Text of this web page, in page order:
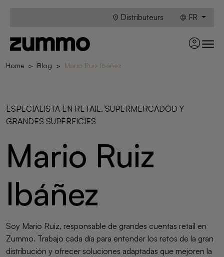
Distributeurs FR
Home Blog Mario Ruiz Ibáñez
ESPECIALISTA EN RETAIL. SUPERMERCADOD Y
GRANDES SUPERFICIES
Mario Ruiz
Ibáñez
Soy Mario Ruiz, responsable de grandes cuentas retail en
Zummo. Trabajo cada día para entender los retos de la gran
distribución y ofrecer soluciones adaptadas que mejoren la